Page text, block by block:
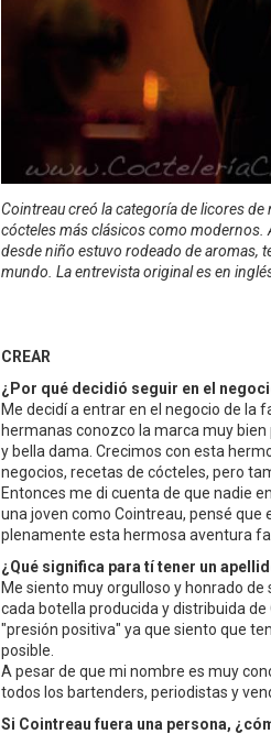
Cointreau creó la categoría de licores
cócteles más clásicos como modernos.
desde niño estuvo rodeado de aromas,
mundo. La entrevista original es en
CREAR
¿Por qué decidió seguir en el
Me decidí a entrar en el negocio de la
hermanas conozco la marca muy
y bella dama. Crecimos con esta
negocios, recetas de cócteles, pero
Entonces me di cuenta de que nadie
una joven como Cointreau, pensé que
plenamente esta hermosa aventura
¿Qué significa para tí tener un
Me siento muy orgulloso y honrado
cada botella producida y distribuida
"presión positiva" ya que siento que
posible.
A pesar de que mi nombre es muy
todos los bartenders, periodistas y
Si Cointreau fuera una persona,